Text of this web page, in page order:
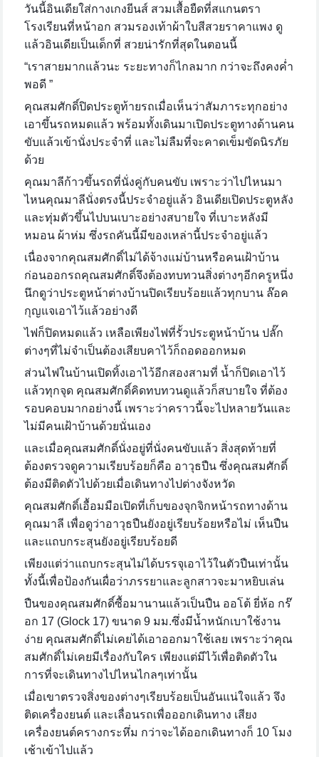
วันนี้อินเดียใส่กางเกงยีนส์ สวมเสื้อยืดที่สแกนตรา
โรงเรียนที่หน้าอก สวมรองเท้าผ้าใบสีสวยราคาแพง ดู
แล้วอินเดียเป็นเด็กที่ สวยน่ารักที่สุดในตอนนี้
“เราสายมากแล้วนะ ระยะทางก็ไกลมาก กว่าจะถึงคงค่ำ
พอดี ”
คุณสมศักดิ์ปิดประตูท้ายรถเมื่อเห็นว่าสัมภาระทุกอย่าง
เอาขึ้นรถหมดแล้ว พร้อมทั้งเดินมาเปิดประตูทางด้านคน
ขับแล้วเข้านั่งประจำที่ และไม่ลืมที่จะคาดเข็มขัดนิรภัย
ด้วย
คุณมาลีก้าวขึ้นรถที่นั่งคู่กับคนขับ เพราะว่าไปไหนมา
ไหนคุณมาลีนั่งตรงนี้ประจำอยู่แล้ว อินเดียเปิดประตูหลัง
และทุ่มตัวขึ้นไปบนเบาะอย่างสบายใจ ที่เบาะหลังมี
หมอน ผ้าห่ม ซึ่งรถคันนี้มีของเหล่านี้ประจำอยู่แล้ว
เนื่องจากคุณสมศักดิ์ไม่ได้จ้างแม่บ้านหรือคนเฝ้าบ้าน
ก่อนออกรถคุณสมศักดิ์จึงต้องทบทวนสิ่งต่างๆอีกครูหนึ่ง
นึกดูว่าประตูหน้าต่างบ้านปิดเรียบร้อยแล้วทุกบาน ล๊อค
กุญแจเอาไว้แล้วอย่างดี
ไฟก็ปิดหมดแล้ว เหลือเพียงไฟที่รั้วประตูหน้าบ้าน ปลั๊ก
ต่างๆที่ไม่จำเป็นต้องเสียบคาไว้ก็ถอดออกหมด
ส่วนไฟในบ้านเปิดทิ้งเอาไว้อีกสองสามที่ น้ำก็ปิดเอาไว้
แล้วทุกจุด คุณสมศักดิ์คิดทบทวนดูแล้วก็สบายใจ ที่ต้อง
รอบคอบมากอย่างนี้ เพราะว่าคราวนี้จะไปหลายวันและ
ไม่มีคนเฝ้าบ้านด้วยนั่นเอง
และเมื่อคุณสมศักดิ์นั่งอยู่ที่นั่งคนขับแล้ว สิ่งสุดท้ายที่
ต้องตรวจดูความเรียบร้อยก็คือ อาวุธปืน ซึ่งคุณสมศักดิ์
ต้องมีติดตัวไปด้วยเมื่อเดินทางไปต่างจังหวัด
คุณสมศักดิ์เอื้อมมือเปิดที่เก็บของจุกจิกหน้ารถทางด้าน
คุณมาลี เพื่อดูว่าอาวุธปืนยังอยู่เรียบร้อยหรือไม่ เห็นปืน
และแถบกระสุนยังอยู่เรียบร้อยดี
เพียงแต่ว่าแถบกระสุนไม่ได้บรรจุเอาไว้ในตัวปืนเท่านั้น
ทั้งนี้เพื่อป้องกันเผื่อว่าภรรยาและลูกสาวจะมาหยิบเล่น
ปืนของคุณสมศักดิ์ซื้อมานานแล้วเป็นปืน ออโต้ ยี่ห้อ กร๊
อก 17 (Glock 17) ขนาด 9 มม.ซึ่งมีน้ำหนักเบาใช้งาน
ง่าย คุณสมศักดิ์ไม่เคยได้เอาออกมาใช้เลย เพราะว่าคุณ
สมศักดิ์ไม่เคยมีเรื่องกับใคร เพียงแต่มีไว้เพื่อติดตัวใน
การที่จะเดินทางไปไหนไกลๆเท่านั้น
เมื่อเขาตรวจสิ่งของต่างๆเรียบร้อยเป็นอันแน่ใจแล้ว จึง
ติดเครื่องยนต์ และเลื่อนรถเพื่อออกเดินทาง เสียง
เครื่องยนต์ครางกระหึ่ม กว่าจะได้ออกเดินทางก็ 10 โมง
เช้าเข้าไปแล้ว